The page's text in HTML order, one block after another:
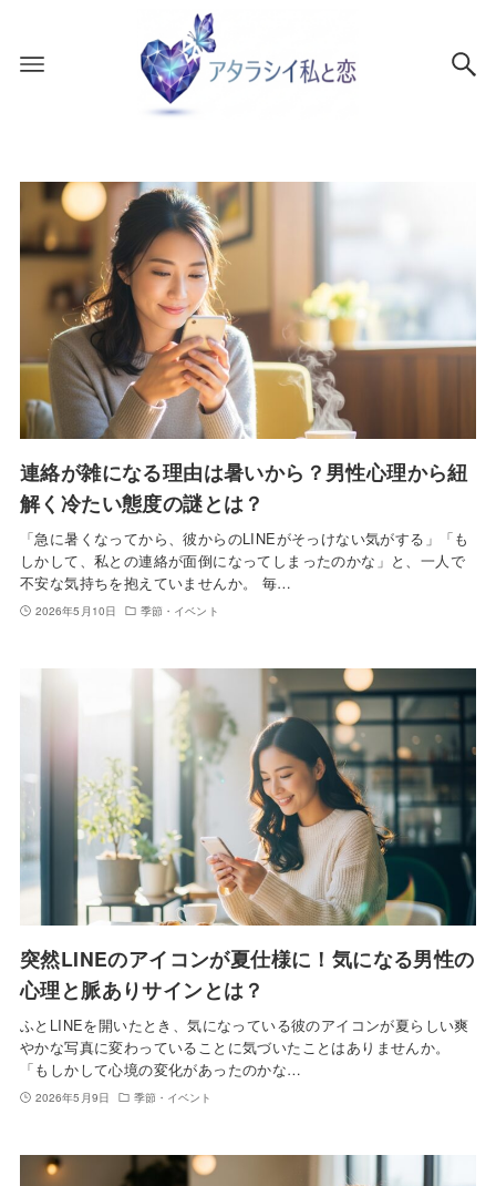
連絡が雑になる理由は暑いから？男性心理から紐
解く冷たい態度の謎とは？
「急に暑くなってから、彼からのLINEがそっけない気がする」「も
しかして、私との連絡が面倒になってしまったのかな」と、一人で
不安な気持ちを抱えていませんか。 毎…
2026年5月10日 季節・イベント
突然LINEのアイコンが夏仕様に！気になる男性の
心理と脈ありサインとは？
ふとLINEを開いたとき、気になっている彼のアイコンが夏らしい爽
やかな写真に変わっていることに気づいたことはありませんか。
「もしかして心境の変化があったのかな…
2026年5月9日 季節・イベント